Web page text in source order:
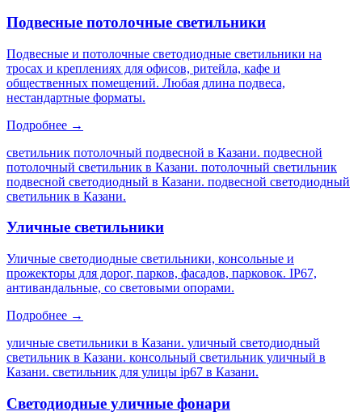
Подвесные потолочные светильники
Подвесные и потолочные светодиодные светильники на
тросах и креплениях для офисов, ритейла, кафе и
общественных помещений. Любая длина подвеса,
нестандартные форматы.
Подробнее →
светильник потолочный подвесной в Казани. подвесной
потолочный светильник в Казани. потолочный светильник
подвесной светодиодный в Казани. подвесной светодиодный
светильник в Казани.
Уличные светильники
Уличные светодиодные светильники, консольные и
прожекторы для дорог, парков, фасадов, парковок. IP67,
антивандальные, со световыми опорами.
Подробнее →
уличные светильники в Казани. уличный светодиодный
светильник в Казани. консольный светильник уличный в
Казани. светильник для улицы ip67 в Казани.
Светодиодные уличные фонари